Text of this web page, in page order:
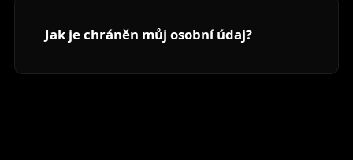
Jak je chráněn můj osobní údaj?